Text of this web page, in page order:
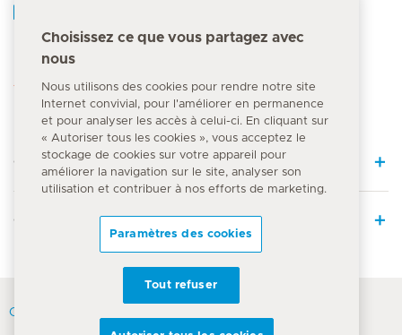
Numéro d'urgence
144
Quick Links
Offre médicale
Contact
Choisissez ce que vous partagez avec
nous
Nous utilisons des cookies pour rendre notre site
Internet convivial, pour l'améliorer en permanence
et pour analyser les accès à celui-ci. En cliquant sur
« Autoriser tous les cookies », vous acceptez le
stockage de cookies sur votre appareil pour
améliorer la navigation sur le site, analyser son
utilisation et contribuer à nos efforts de marketing.
Paramètres des cookies
Tout refuser